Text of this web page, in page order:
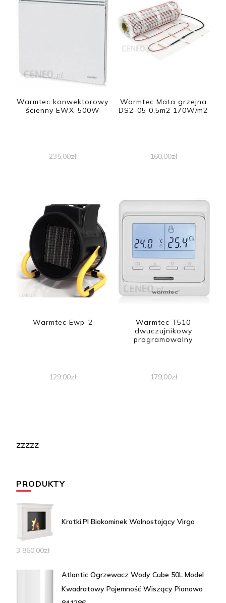
Warmtec konwektorowy
ścienny EWX-500W
235,00zł
Warmtec Mata grzejna
DS2-05 0,5m2 170W/m2
160,00zł
Warmtec Ewp-2
129,00zł
Warmtec T510
dwuczujnikowy
programowalny
179,00zł
zzzzz
PRODUKTY
Kratki.Pl Biokominek Wolnostojący Virgo
3 860,00zł
Atlantic Ogrzewacz Wody Cube 50L Model
Kwadratowy Pojemność Wiszący Pionowo